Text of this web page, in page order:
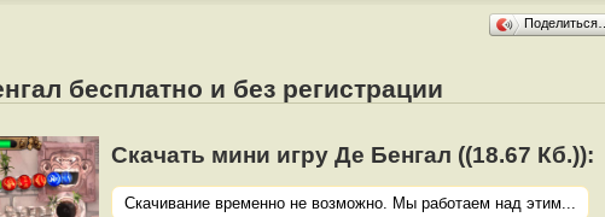
Поделиться…
бесплатно и без регистрации
Скачать мини игру Де Бенгал ((18.67 Кб.)):
Скачивание временно не возможно. Мы работаем над этим...